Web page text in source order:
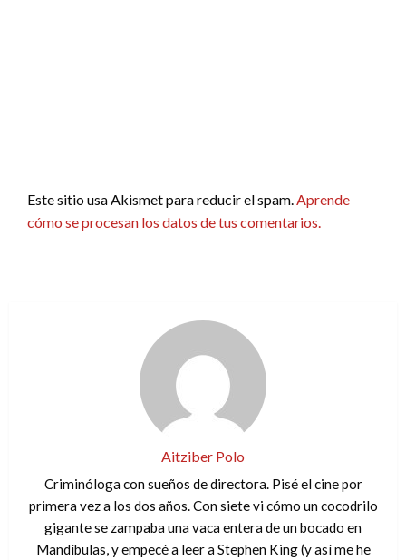
Este sitio usa Akismet para reducir el spam. Aprende
cómo se procesan los datos de tus comentarios.
Aitziber Polo
Criminóloga con sueños de directora. Pisé el cine por
primera vez a los dos años. Con siete vi cómo un cocodrilo
gigante se zampaba una vaca entera de un bocado en
Mandíbulas, y empecé a leer a Stephen King (y así me he